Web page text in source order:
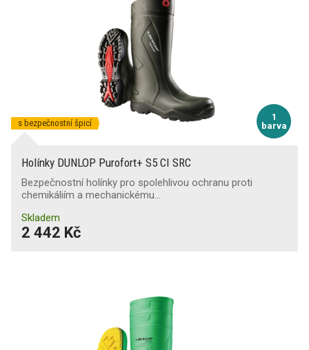
1
barva
s bezpečnostní špicí
Holínky DUNLOP Purofort+ S5 CI SRC
Bezpečnostní holínky pro spolehlivou ochranu proti
chemikáliím a mechanickému…
Skladem
2 442 Kč